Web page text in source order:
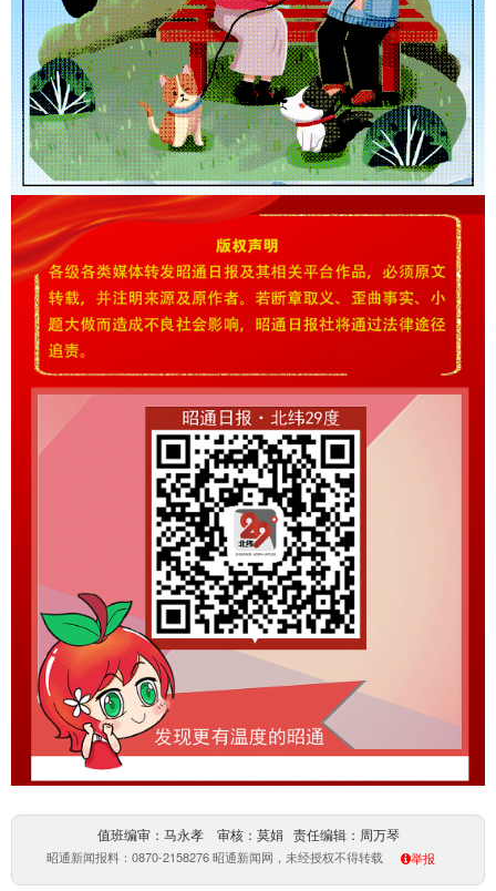
值班编审：马永孝 审核：莫娟 责任编辑：周万琴
昭通新闻报料：0870-2158276 昭通新闻网，未经授权不得转载 举报